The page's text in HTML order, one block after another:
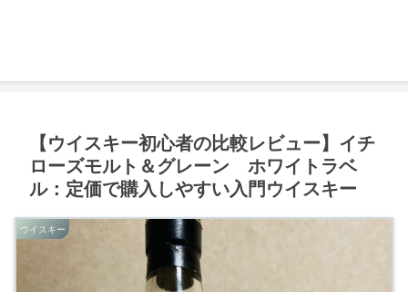
【ウイスキー初心者の比較レビュー】イチ
ローズモルト＆グレーン ホワイトラベ
ル：定価で購入しやすい入門ウイスキー
ウイスキー